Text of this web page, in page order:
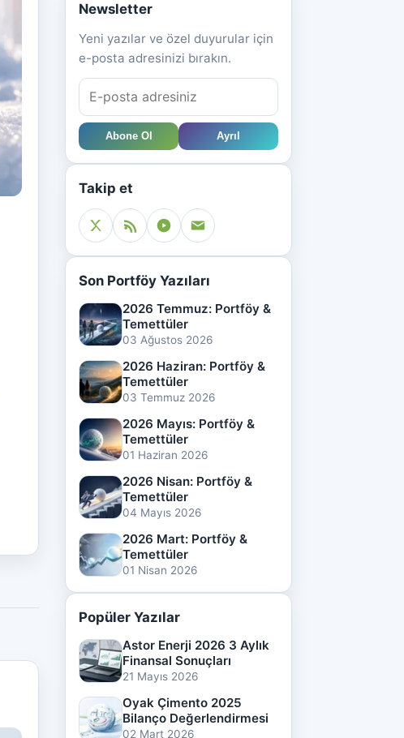
Newsletter
Yeni yazılar ve özel duyurular için
e-posta adresinizi bırakın.
Abone Ol Ayrıl
Takip et
Son Portföy Yazıları
2026 Temmuz: Portföy &
Temettüler
03 Ağustos 2026
2026 Haziran: Portföy &
Temettüler
03 Temmuz 2026
2026 Mayıs: Portföy &
Temettüler
01 Haziran 2026
2026 Nisan: Portföy &
Temettüler
04 Mayıs 2026
2026 Mart: Portföy &
Temettüler
01 Nisan 2026
Popüler Yazılar
Astor Enerji 2026 3 Aylık
Finansal Sonuçları
21 Mayıs 2026
Oyak Çimento 2025
Bilanço Değerlendirmesi
02 Mart 2026